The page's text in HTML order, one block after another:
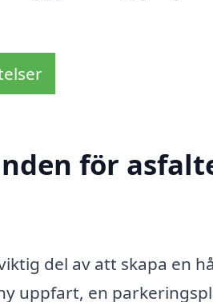
för
del av att skapa en
uppfart, en